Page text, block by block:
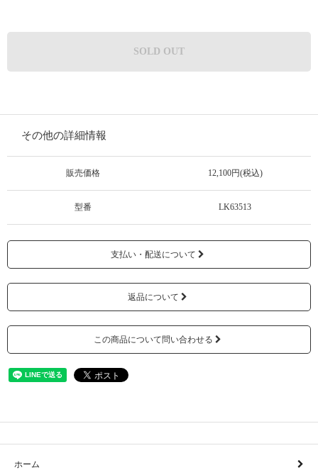
SOLD OUT
その他の詳細情報
販売価格 12,100円(税込)
型番 LK63513
支払い・配送について
返品について
この商品について問い合わせる
ホーム